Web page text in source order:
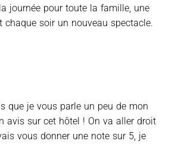
journée pour toute la famille, une
chaque soir un nouveau spectacle.
que je vous parle un peu de mon
avis sur cet hôtel ! On va aller droit
vous donner une note sur 5, je